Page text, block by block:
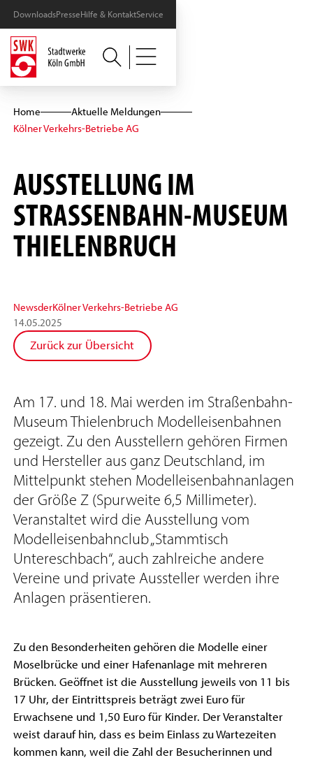
DownloadsPresseHilfe & KontaktService
Home
Aktuelle Meldungen
Kölner Verkehrs-Betriebe AG
AUSSTELLUNG IM
STRASSENBAHN-MUSEUM T
HIELENBRUCH
NewsderKölner Verkehrs-Betriebe AG
14.05.2025
Zurück zur Übersicht
Am 17. und 18. Mai werden im Straßenbahn-
Museum Thielenbruch Modelleisenbahnen
gezeigt. Zu den Ausstellern gehören Firmen
und Hersteller aus ganz Deutschland, im
Mittelpunkt stehen Modelleisenbahnanlagen
der Größe Z (Spurweite 6,5 Millimeter).
Veranstaltet wird die Ausstellung vom
Modelleisenbahnclub „Stammtisch
Untereschbach“, auch zahlreiche andere
Vereine und private Aussteller werden ihre
Anlagen präsentieren.
Zu den Besonderheiten gehören die Modelle einer
Moselbrücke und einer Hafenanlage mit mehreren
Brücken. Geöffnet ist die Ausstellung jeweils von 11 bis
17 Uhr, der Eintrittspreis beträgt zwei Euro für
Erwachsene und 1,50 Euro für Kinder. Der Veranstalter
weist darauf hin, dass es beim Einlass zu Wartezeiten
kommen kann, weil die Zahl der Besucherinnen und